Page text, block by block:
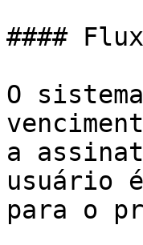
####
O
a
usuário
para o